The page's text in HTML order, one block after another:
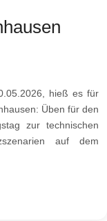
hieß es für
Üben für den
zur technischen
auf dem